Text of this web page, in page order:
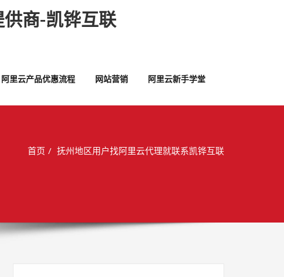
商-凯铧互联
阿里云产品优惠流程 网站营销 阿里云新手学堂
首页 抚州地区用户找阿里云代理就联系凯铧互联